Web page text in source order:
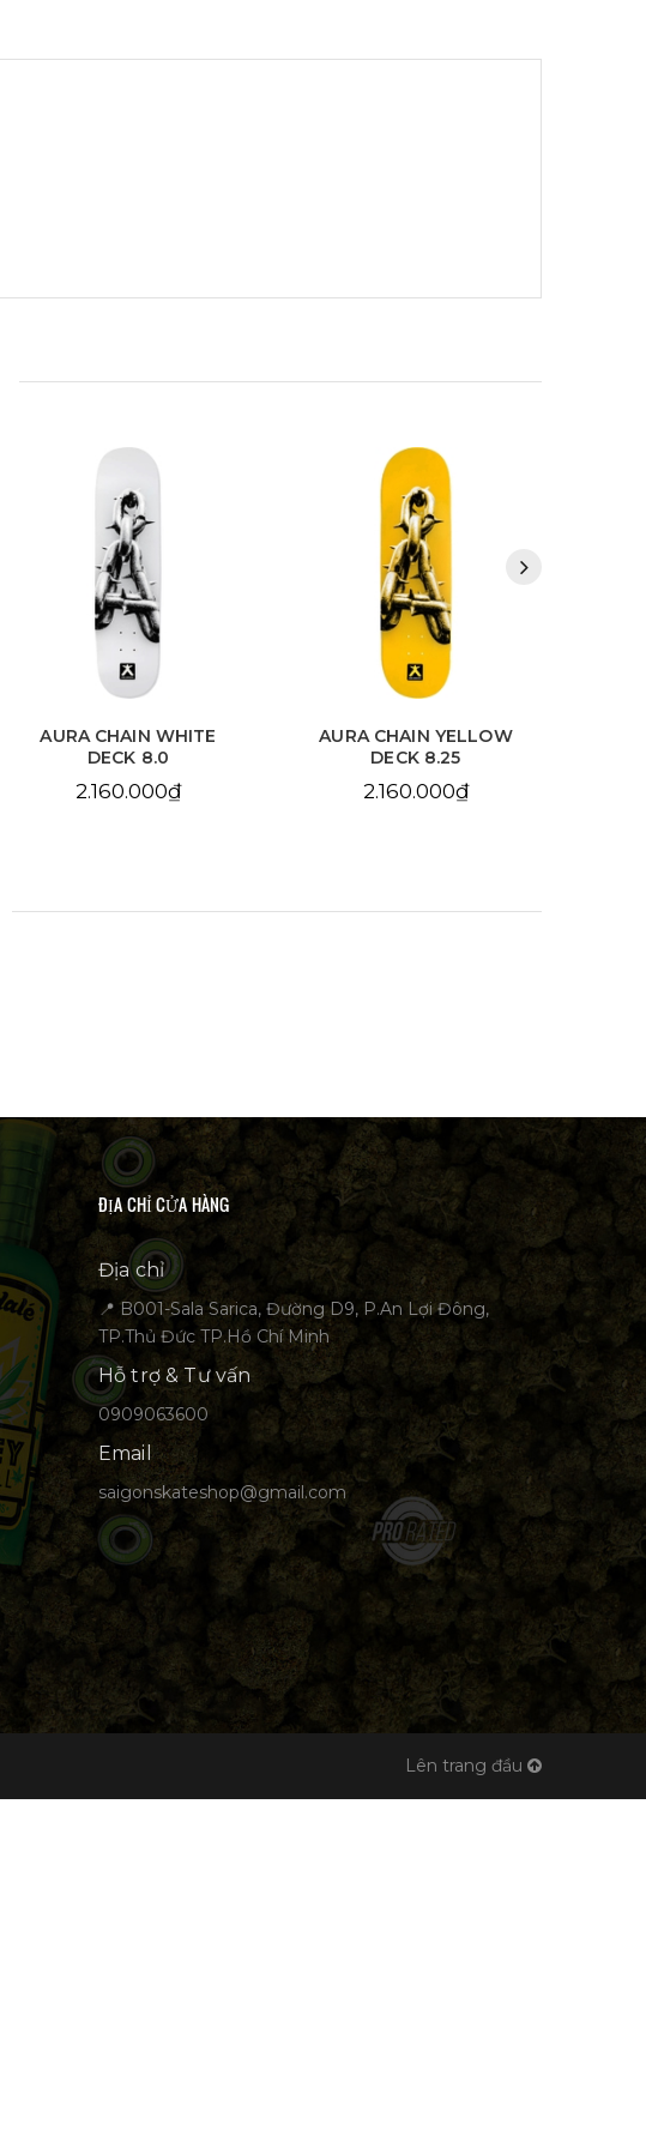
AURA CHAIN WHITE
DECK 8.0
2.160.000₫
AURA CHAIN YELLOW
DECK 8.25
2.160.000₫
ĐỊA CHỈ CỬA HÀNG
Địa chỉ
📍 B001-Sala Sarica, Đường D9, P.An Lợi Đông,
TP.Thủ Đức TP.Hồ Chí Minh
Hỗ trợ & Tư vấn
0909063600
Email
saigonskateshop@gmail.com
Lên trang đầu